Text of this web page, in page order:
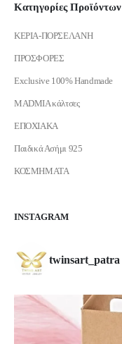
Κατηγορίες Προϊόντων
ΚΕΡΙΑ-ΠΟΡΣΕΛΑΝΗ
ΠΡΟΣΦΟΡΕΣ
Exclusive 100% Handmade
MADMIA κάλτσες
ΕΠΟΧΙΑΚΑ
Παιδικά Ασήμι 925
ΚΟΣΜΗΜΑΤΑ
INSTAGRAM
twinsart_patra